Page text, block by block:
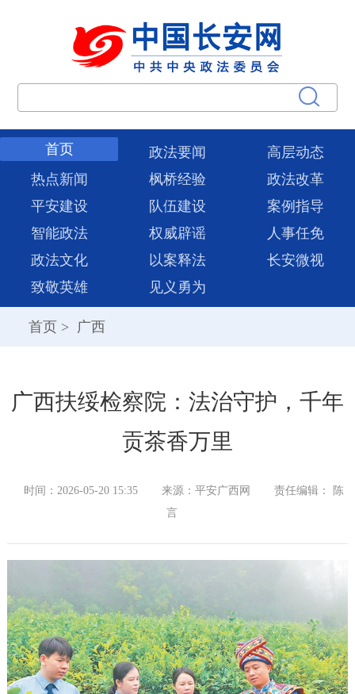
首页 政法要闻
高层动态
热点新闻
枫桥经验
政法改革
平安建设
队伍建设
案例指导
智能政法
权威辟谣
人事任免
政法文化
以案释法
长安微视
致敬英雄
见义勇为
首页 > 广西
广西扶绥检察院：法治守护，千年
贡茶香万里
时间：2026-05-20 15:35 来源：平安广西网
责任编辑： 陈
言